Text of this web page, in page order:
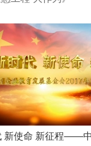
新使命 新征程——